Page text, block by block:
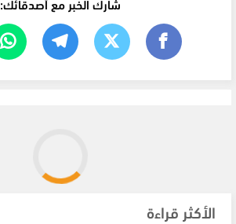
شارك الخبر مع أصدقائك:
الأكثر قراءة